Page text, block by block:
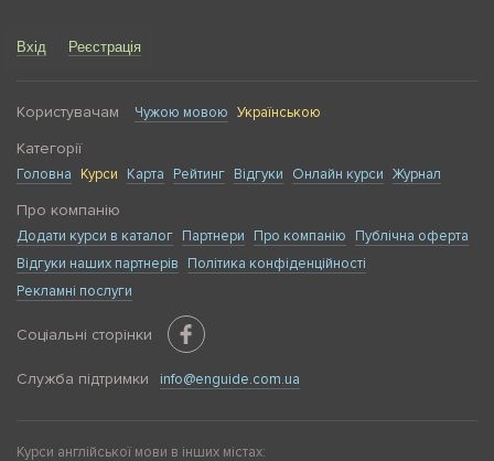
Вхід Реєстрація
Користувачам Чужою мовою Українською
Категорії
Головна Курси Карта Рейтинг Відгуки Онлайн курси Журнал
Про компанію
Додати курси в каталог Партнери Про компанію
Публічна оферта
Відгуки наших партнерів
Політика конфіденційності
Рекламні послуги
Соціальні сторінки
Служба підтримки info@enguide.com.ua
Курси англійської мови в інших містах: